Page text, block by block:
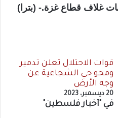
غلاف قطاع غزة.- (بترا)
قوات الاحتلال تعلن تدمير
ومحو حي الشجاعية عن
وجه الأرض
20 ديسمبر، 2023
في "أخبار فلسطين"